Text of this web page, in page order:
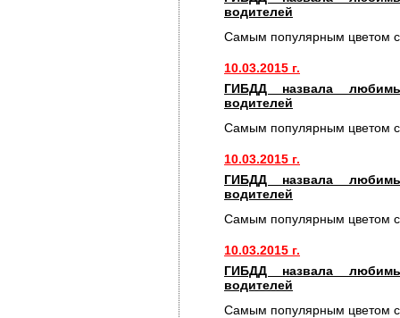
водителей
Самым популярным цветом
10.03.2015 г.
ГИБДД назвала
водителей
Самым популярным цветом
10.03.2015 г.
ГИБДД назвала
водителей
Самым популярным цветом
10.03.2015 г.
ГИБДД назвала
водителей
Самым популярным цветом